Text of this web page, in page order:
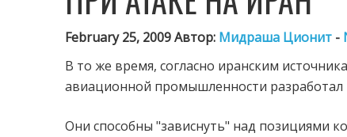
February 25, 2009 Автор: Мидраша Ционит -
В то же время, согласно иранским
авиационной промышленности
Они способны "зависнуть" над позициями